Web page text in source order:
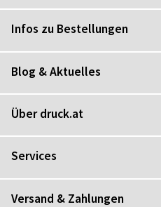
Infos zu Bestellungen
Blog & Aktuelles
Über druck.at
Services
Versand & Zahlungen